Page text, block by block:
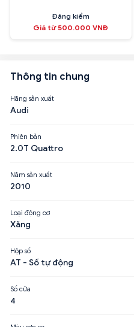
Đăng kiểm
Giá từ 500.000 VNĐ
Thông tin chung
Hãng sản xuất
Audi
Phiên bản
2.0T Quattro
Năm sản xuất
2010
Loại động cơ
Xăng
Hộp số
AT - Số tự động
Số cửa
4